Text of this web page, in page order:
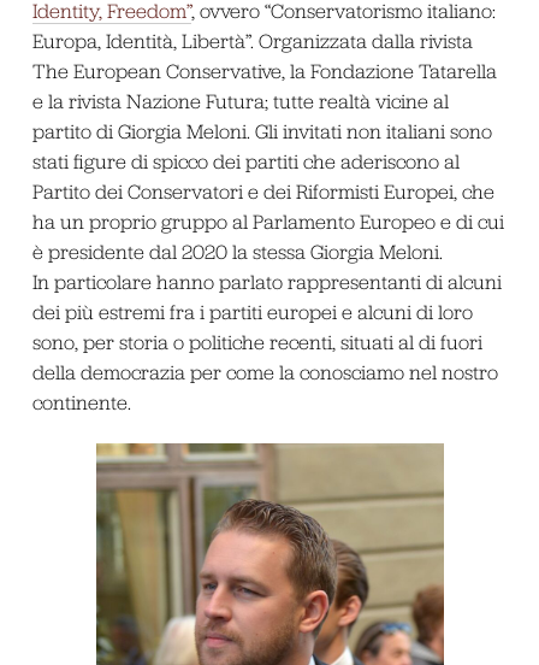
Identity, Freedom”, ovvero “Conservatorismo italiano:
Europa, Identità, Libertà”. Organizzata dalla rivista
The European Conservative, la Fondazione Tatarella
e la rivista Nazione Futura; tutte realtà vicine al
partito di Giorgia Meloni. Gli invitati non italiani sono
stati figure di spicco dei partiti che aderiscono al
Partito dei Conservatori e dei Riformisti Europei, che
ha un proprio gruppo al Parlamento Europeo e di cui
è presidente dal 2020 la stessa Giorgia Meloni.
In particolare hanno parlato rappresentanti di alcuni
dei più estremi fra i partiti europei e alcuni di loro
sono, per storia o politiche recenti, situati al di fuori
della democrazia per come la conosciamo nel nostro
continente.